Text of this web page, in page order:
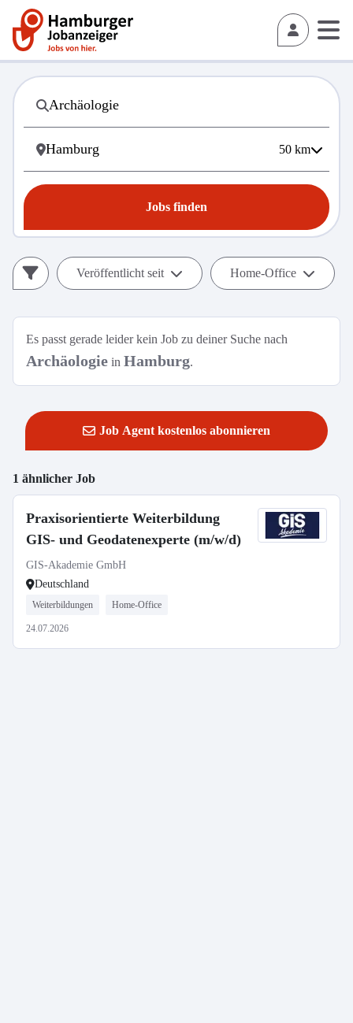
50 km
Jobs finden
Veröffentlicht seit Home-Office
Es passt gerade leider kein Job zu deiner Suche nach
Archäologie in Hamburg.
Job Agent kostenlos abonnieren
1 ähnlicher Job
Praxisorientierte Weiterbildung
GIS- und Geodatenexperte (m/w/d)
GIS-Akademie GmbH
Deutschland
Weiterbildungen Home-Office
24.07.2026